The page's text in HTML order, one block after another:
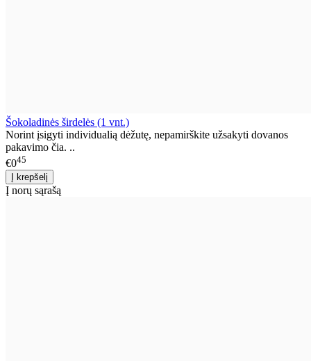
Šokoladinės širdelės (1 vnt.)
Norint įsigyti individualią dėžutę, nepamirškite užsakyti dovanos
pakavimo čia. ..
€045
Į norų sąrašą